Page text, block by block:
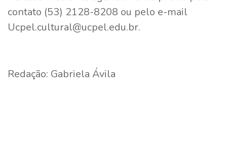
contato (53) 2128-8208 ou pelo e-mail
Ucpel.cultural@ucpel.edu.br.
Redação: Gabriela Ávila